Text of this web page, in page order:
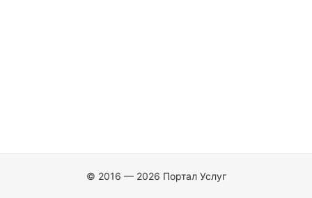
© 2016 — 2026 Портал Услуг